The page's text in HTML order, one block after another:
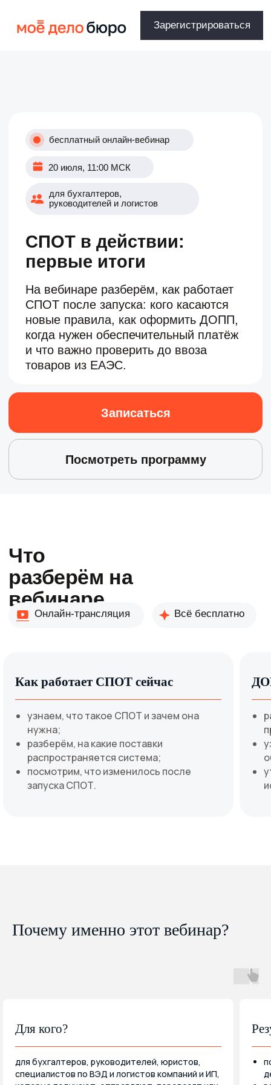
Посмотреть программу
Записаться
На вебинаре разберём, как работает
когда нужен обеспечительный платёж
и что важно проверить до ввоза
товаров из ЕАЭС.
СПОТ в действии:
первые итоги
для бухгалтеров,
руководителей и логистов
Что
вебинаре
Всё бесплатно
Онлайн-трансляция
Как работает СПОТ сейчас
узнаем, что такое СПОТ и зачем она
нужна;
разберём, на какие поставки
распространяется система;
посмотрим, что изменилось после
запуска СПОТ.
Почему именно этот вебинар?
Для кого?
для бухгалтеров, руководителей, юристов,
специалистов по ВЭД и логистов компаний и ИП,